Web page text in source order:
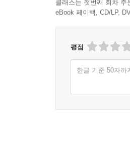
클래스는 첫번째 회차
eBook 페이백, CD/LP,
평점
한글 기준 50자까